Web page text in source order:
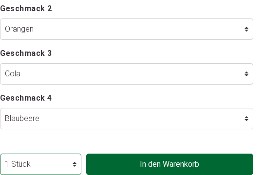
Geschmack 2
Geschmack 3
Geschmack 4
In den Warenkorb